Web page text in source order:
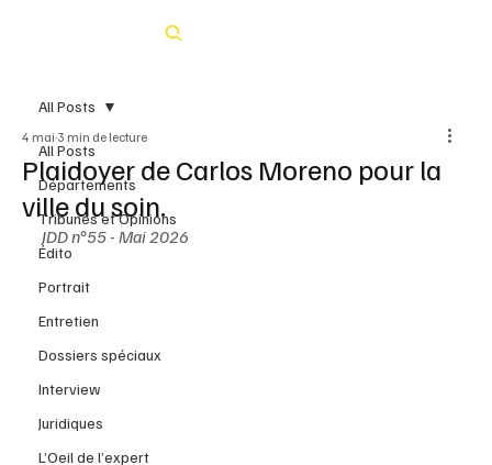
All Posts
Départements
Tribunes et Opinions
Édito
Portrait
Entretien
Dossiers spéciaux
Interview
Juridiques
L’Oeil de l’expert
All Posts
Plaidoyer de Carlos Moreno pour la
ville du soin.
4 mai 3 min de lecture
JDD n°55 - Mai 2026